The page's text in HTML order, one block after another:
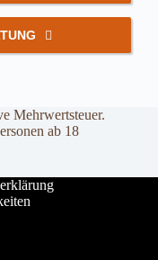
Mehrwertsteuer.
ab 18